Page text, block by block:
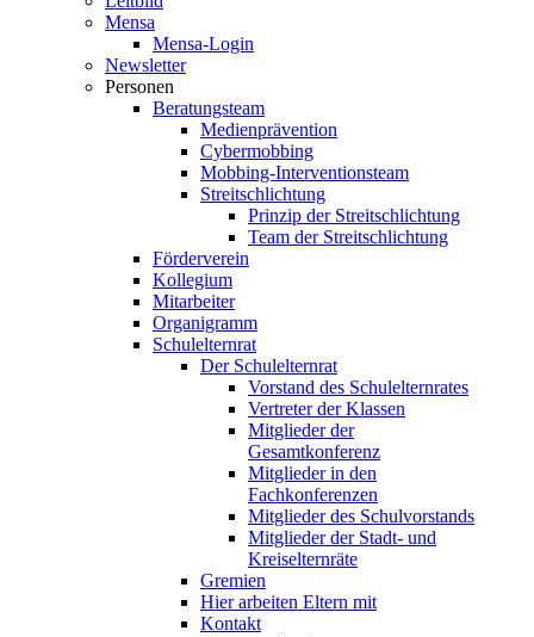
Mensa
Mensa-Login
Newsletter
Personen
Beratungsteam
Medienprävention
Cybermobbing
Mobbing-Interventionsteam
Streitschlichtung
Prinzip der Streitschlichtung
Team der Streitschlichtung
Förderverein
Kollegium
Mitarbeiter
Organigramm
Schulelternrat
Der Schulelternrat
Vorstand des Schulelternrates
Vertreter der Klassen
Mitglieder der
Gesamtkonferenz
Mitglieder in den
Fachkonferenzen
Mitglieder des Schulvorstands
Mitglieder der Stadt- und
Kreiselternräte
Gremien
Hier arbeiten Eltern mit
Kontakt